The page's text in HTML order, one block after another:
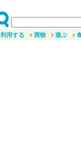
利用する 買物 遊ぶ